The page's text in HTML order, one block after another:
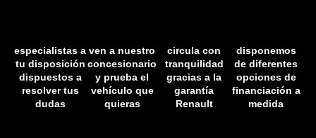
especialistas a
tu disposición
dispuestos a
resolver tus
dudas
ven a nuestro
concesionario
y prueba el
vehículo que
quieras
circula con
tranquilidad
gracias a la
garantía
Renault
disponemos
de diferentes
opciones de
financiación a
medida